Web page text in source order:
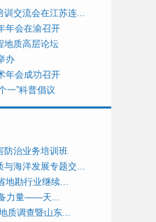
训交流会在江苏连...
年会在渝召开
地质高层论坛
办
年会成功召开
一”科普倡议
防治业务培训班
与海洋发展专题交...
地勘行业继续...
备力量——天...
质调查暨山东...